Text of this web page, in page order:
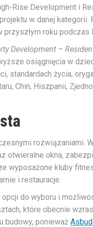
Rise Development i
w danej
roku podczas
Development –
osiągnięcia w
standardach życia,
Chin, Hiszpanii,
rozwiązaniami.
otwieralne okna,
wyposażone kluby
i restauracje.
do wyboru i
które obecnie
budowy, ponieważ Asbud